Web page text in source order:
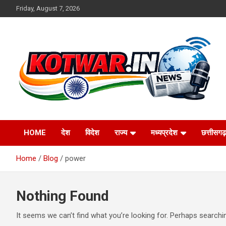
to
Friday, August 7, 2026
kotwar.in
HOME देश विदेश राज्य मध्यप्रदेश छत्तीसगढ़
Home Blog power
Nothing Found
It seems we can’t find what you’re looking for. Perhaps